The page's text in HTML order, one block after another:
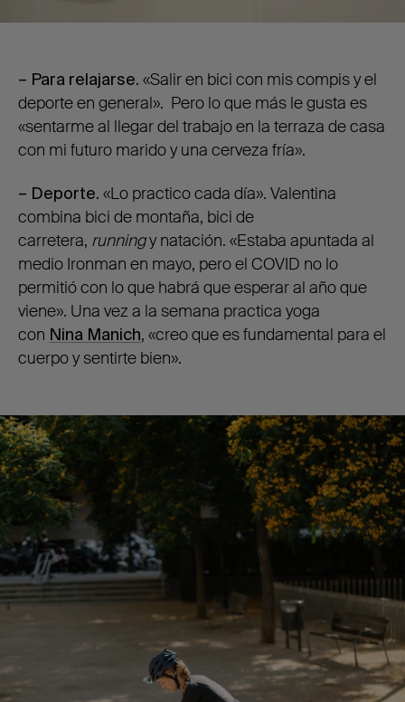
– Para relajarse. «Salir en bici con mis compis y el
deporte en general». Pero lo que más le gusta es
«sentarme al llegar del trabajo en la terraza de casa
con mi futuro marido y una cerveza fría».
– Deporte. «Lo practico cada día». Valentina
combina bici de montaña, bici de
carretera, runningy natación. «Estaba apuntada al
medio Ironman en mayo, pero el COVID no lo
permitió con lo que habrá que esperar al año que
viene». Una vez a la semana practica yoga
con Nina Manich, «creo que es fundamental para el
cuerpo y sentirte bien».